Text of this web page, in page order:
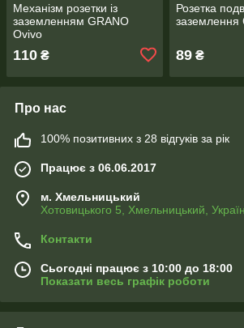
Механізм розетки із
заземленням GRANO
Ovivo
110 ₴
Розетка
заземлення
89₴
Про нас
100% позитивних з 28 відгуків за рік
Працює з 06.06.2017
м. Хмельницький
Хотовицького 5, Хмельницький,
Контакти
Сьогодні працює з 10:00 до 18:00
Показати весь графік роботи